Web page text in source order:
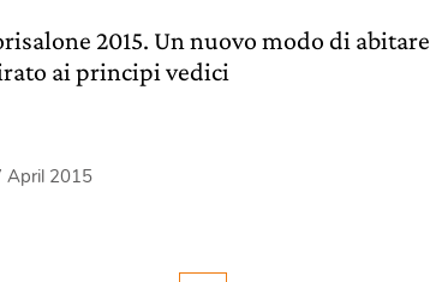
2015. Un nuovo modo di abitare
ai principi vedici
April 2015